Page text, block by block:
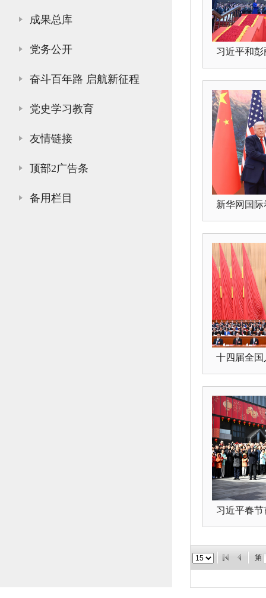
成果总库
党务公开
奋斗百年路 启航新征程
党史学习教育
友情链接
顶部2广告条
备用栏目
习近平和
新华网国
十四届全国
习近平春
第